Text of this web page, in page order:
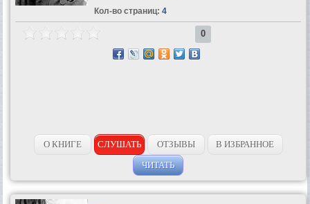
Кол-во страниц: 4
0
О КНИГЕ СЛУШАТЬ ОТЗЫВЫ
В ИЗБРАННОЕ
ЧИТАТЬ